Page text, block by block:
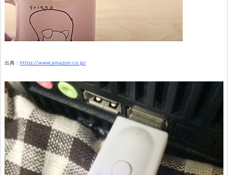
出典： https://www.amazon.co.jp/